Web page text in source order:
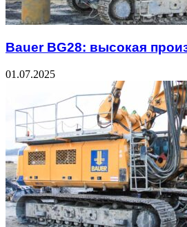
Bauer BG28: высокая
01.07.2025